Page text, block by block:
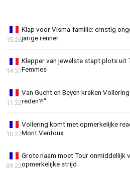
Klap voor Visma-familie: ernstig
jarige renner
15:26
Klepper van jewelste stapt plots uit
Femmes
14:32
Van Gucht en Beyen kraken
reden?!"
11:22
Vollering komt met opmerkelijke
Mont Ventoux
10:22
Grote naam moet Tour onmiddellijk
opmerkelijke strijd
09:22